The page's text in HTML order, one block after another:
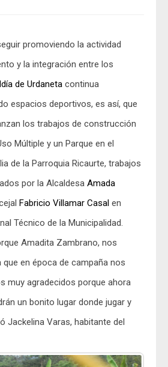
promoviendo la actividad
y la integración entre los
de Urdaneta continua
espacios deportivos, es así, que
los trabajos de construcción
Múltiple y un Parque en el
de la Parroquia Ricaurte, trabajos
por la Alcaldesa Amada
Fabricio Villamar Casal en
Técnico de la Municipalidad.
Amadita Zambrano, nos
en época de campaña nos
muy agradecidos porque ahora
un bonito lugar donde jugar y
Jackelina Varas, habitante del